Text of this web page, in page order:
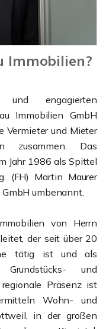
Immobilien?
und engagierten
Immobilien GmbH
Vermieter und Mieter
zusammen. Das
Jahr 1986 als Spittel
(FH) Martin Maurer
umbenannt.
von Herrn
der seit über 20
tätig ist und als
und
Präsenz ist
Wohn- und
in der großen